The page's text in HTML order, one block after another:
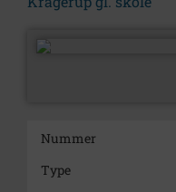
Nummer
Type